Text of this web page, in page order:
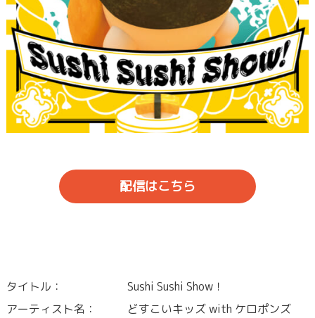
配信はこちら
タイトル：
Sushi Sushi Show！
アーティスト名：
どすこいキッズ with ケロポンズ